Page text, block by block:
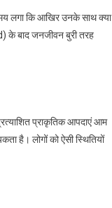
लगा कि आखिर उनके साथ क्या
के बाद जनजीवन बुरी तरह
प्राकृतिक आपदाएं आम
है। लोगों को ऐसी स्थितियों